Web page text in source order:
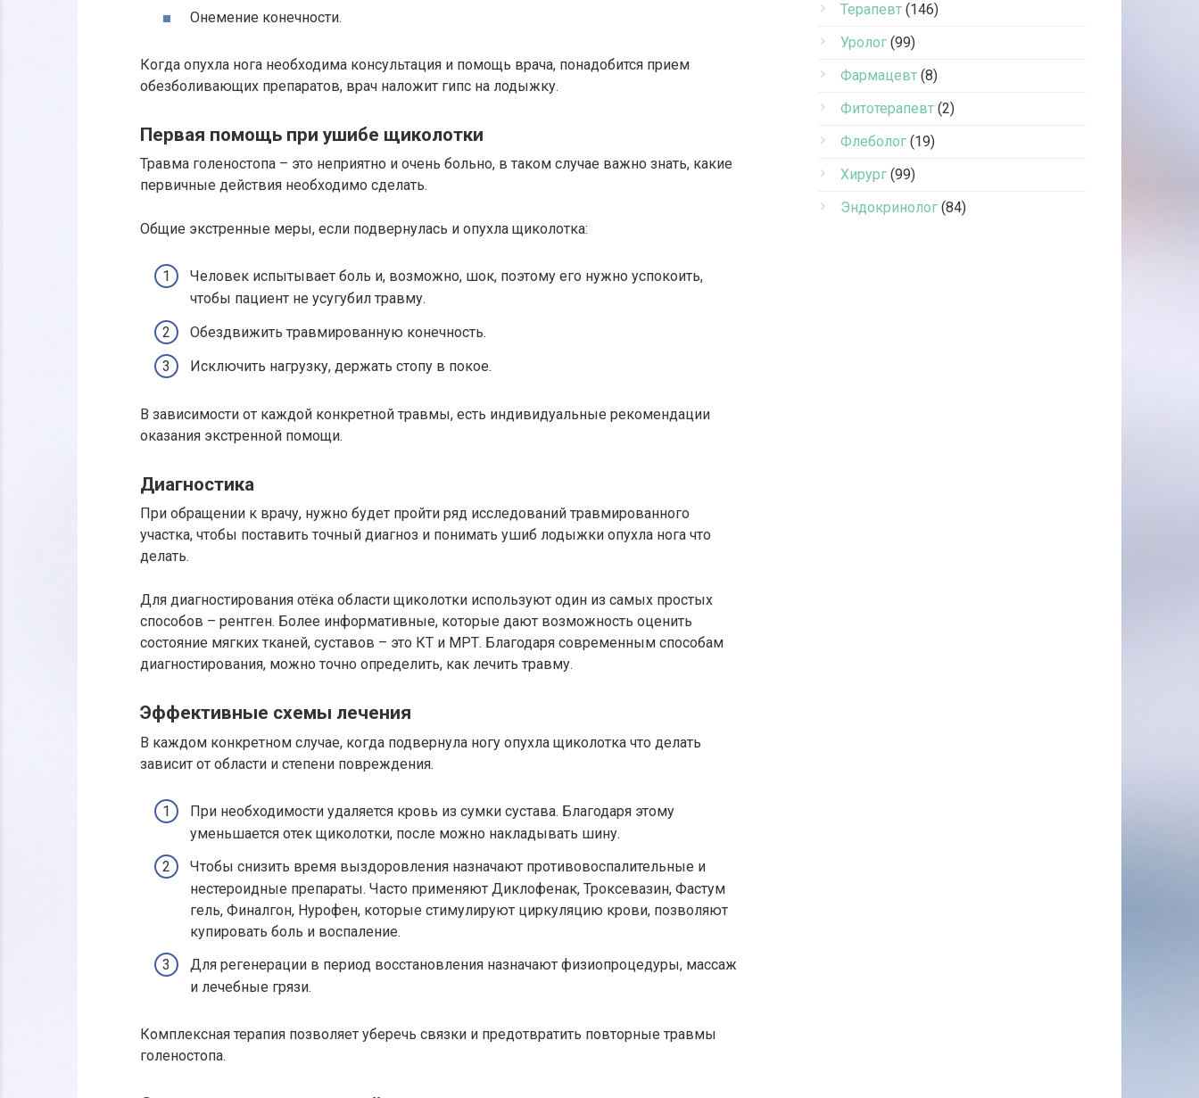
Онемение конечности.
Когда опухла нога необходима консультация и помощь врача, понадобится прием
обезболивающих препаратов, врач наложит гипс на лодыжку.
Первая помощь при ушибе щиколотки
Травма голеностопа – это неприятно и очень больно, в таком случае важно знать, какие
первичные действия необходимо сделать.
Общие экстренные меры, если подвернулась и опухла щиколотка:
Человек испытывает боль и, возможно, шок, поэтому его нужно успокоить,
чтобы пациент не усугубил травму.
Обездвижить травмированную конечность.
Исключить нагрузку, держать стопу в покое.
В зависимости от каждой конкретной травмы, есть индивидуальные рекомендации
оказания экстренной помощи.
Диагностика
При обращении к врачу, нужно будет пройти ряд исследований травмированного
участка, чтобы поставить точный диагноз и понимать ушиб лодыжки опухла нога что
делать.
Для диагностирования отёка области щиколотки используют один из самых простых
способов – рентген. Более информативные, которые дают возможность оценить
состояние мягких тканей, суставов – это КТ и МРТ. Благодаря современным способам
диагностирования, можно точно определить, как лечить травму.
Эффективные схемы лечения
В каждом конкретном случае, когда подвернула ногу опухла щиколотка что делать
зависит от области и степени повреждения.
При необходимости удаляется кровь из сумки сустава. Благодаря этому
уменьшается отек щиколотки, после можно накладывать шину.
Чтобы снизить время выздоровления назначают противовоспалительные и
нестероидные препараты. Часто применяют Диклофенак, Троксевазин, Фастум
гель, Финалгон, Нурофен, которые стимулируют циркуляцию крови, позволяют
купировать боль и воспаление.
Для регенерации в период восстановления назначают физиопроцедуры, массаж
и лечебные грязи.
Комплексная терапия позволяет уберечь связки и предотвратить повторные травмы
голеностопа.
Терапевт (146)
Уролог (99)
Фармацевт (8)
Фитотерапевт (2)
Флеболог (19)
Хирург (99)
Эндокринолог (84)